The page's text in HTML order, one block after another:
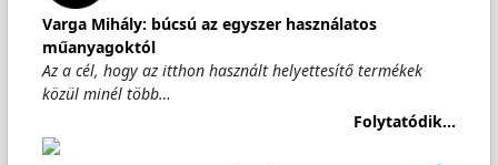
Varga Mihály: búcsú az egyszer használatos
műanyagoktól
Az a cél, hogy az itthon használt helyettesítő termékek
közül minél több…
Folytatódik...